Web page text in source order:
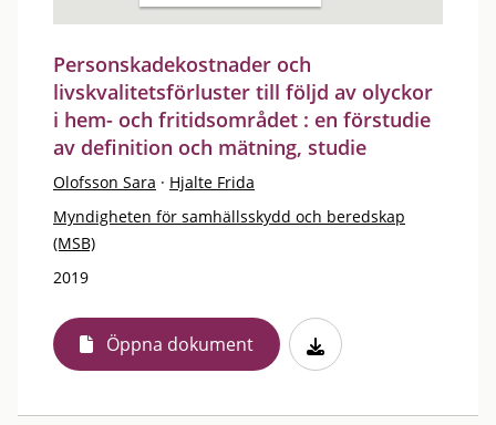
Personskadekostnader och
livskvalitetsförluster till följd av olyckor
i hem- och fritidsområdet : en förstudie
av definition och mätning, studie
Olofsson Sara · Hjalte Frida
Myndigheten för samhällsskydd och beredskap
(MSB)
2019
Öppna dokument